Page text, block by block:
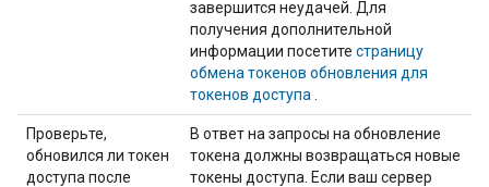
завершится неудачей. Для
получения дополнительной
информации посетите страницу
обмена токенов обновления для
токенов доступа
Проверьте,
обновился ли токен
доступа после
В ответ на запросы на обновление
токена должны возвращаться новые
токены доступа. Если ваш сервер